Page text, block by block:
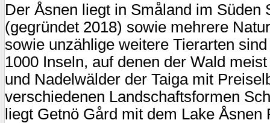
Der Åsnen liegt in Småland im
(gegründet 2018) sowie mehrere
sowie unzählige weitere Tierarten
1000 Inseln, auf denen der Wald
und Nadelwälder der Taiga mit
verschiedenen Landschaftsformen
liegt Getnö Gård mit dem Lake Åsnen